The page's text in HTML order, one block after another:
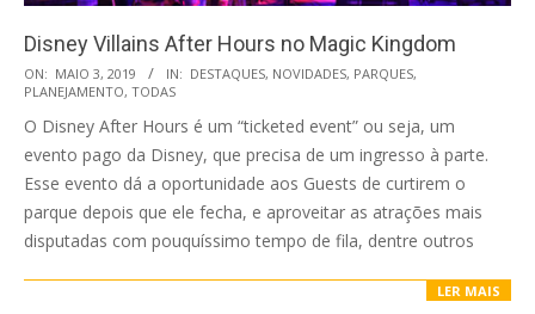
Disney Villains After Hours no Magic Kingdom
2019-
05-
03
ON: MAIO 3, 2019 IN: DESTAQUES, NOVIDADES, PARQUES,
PLANEJAMENTO, TODAS
O Disney After Hours é um “ticketed event” ou seja, um
evento pago da Disney, que precisa de um ingresso à parte.
Esse evento dá a oportunidade aos Guests de curtirem o
parque depois que ele fecha, e aproveitar as atrações mais
disputadas com pouquíssimo tempo de fila, dentre outros
LER MAIS